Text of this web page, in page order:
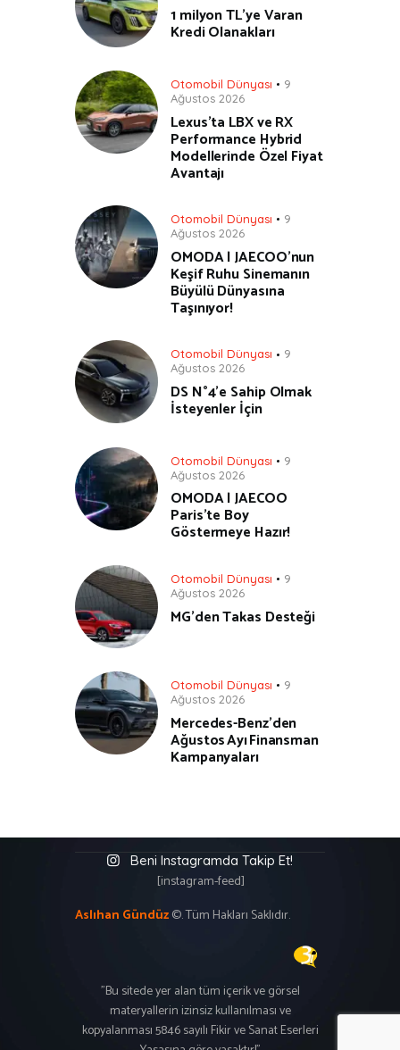
1 milyon TL’ye Varan
Kredi Olanakları
Otomobil Dünyası
9
Ağustos 2026
Lexus’ta LBX ve RX
Performance Hybrid
Modellerinde Özel Fiyat
Avantajı
Otomobil Dünyası
9
Ağustos 2026
OMODA | JAECOO’nun
Keşif Ruhu Sinemanın
Büyülü Dünyasına
Taşınıyor!
Otomobil Dünyası
9
Ağustos 2026
DS N°4’e Sahip Olmak
İsteyenler İçin
Otomobil Dünyası
9
Ağustos 2026
OMODA | JAECOO
Paris’te Boy
Göstermeye Hazır!
Otomobil Dünyası
9
Ağustos 2026
MG’den Takas Desteği
Otomobil Dünyası
9
Ağustos 2026
Mercedes-Benz’den
Ağustos Ayı Finansman
Kampanyaları
Beni Instagramda Takip Et!
[instagram-feed]
Aslıhan Gündüz©. Tüm Hakları Saklıdır.
"Bu sitede yer alan tüm içerik ve görsel
materyallerin izinsiz kullanılması ve
kopyalanması 5846 sayılı Fikir ve Sanat Eserleri